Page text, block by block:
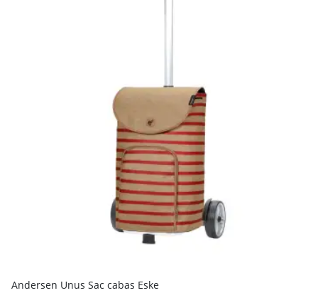
Andersen Unus Sac cabas Eske